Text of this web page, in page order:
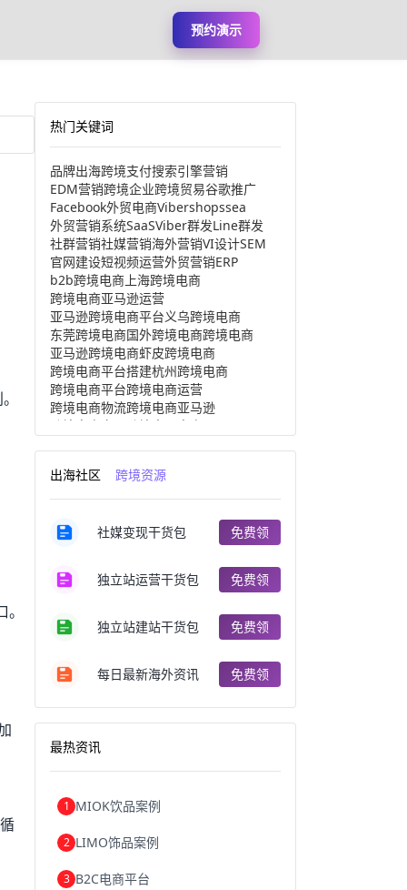
预约演示
热门关键词
品牌出海跨境支付搜索引擎营销
EDM营销跨境企业跨境贸易谷歌推广
Facebook外贸电商Vibershopssea
外贸营销系统SaaSViber群发Line群发
社群营销社媒营销海外营销VI设计SEM
官网建设短视频运营外贸营销ERP
b2b跨境电商 上海跨境电商
跨境电商亚马逊运营
亚马逊跨境电商平台义乌跨境电商
东莞跨境电商国外跨境电商跨境电商
亚马逊跨境电商虾皮跨境电商
跨境电商平台搭建杭州跨境电商
跨境电商平台跨境电商运营
跨境电商物流跨境电商亚马逊
跨境电商产品
跨境出口电商
跨境电商分析进口跨境电商
跨境电商服务广州跨境电商
跨境电商注册跨境电商开店
跨境电商商品个人跨境电商
跨境电商案例国内跨境电商
郑州跨境电商跨境电商趋势
阿里跨境电商
跨境电商费用美国跨境电商
跨境电商教程
独立站跨境电商跨境电商独立站
跨境电商erp西安跨境电商
沈阳跨境电商跨境电商服务平台
跨境电商网店跨境电商物流模式
出海社区 跨境资源
社媒变现干货包 免费领
独立站运营干货包 免费领
独立站建站干货包 免费领
每日最新海外资讯 免费领
最热资讯
1 MIOK饮品案例
2 LIMO饰品案例
3 B2C电商平台